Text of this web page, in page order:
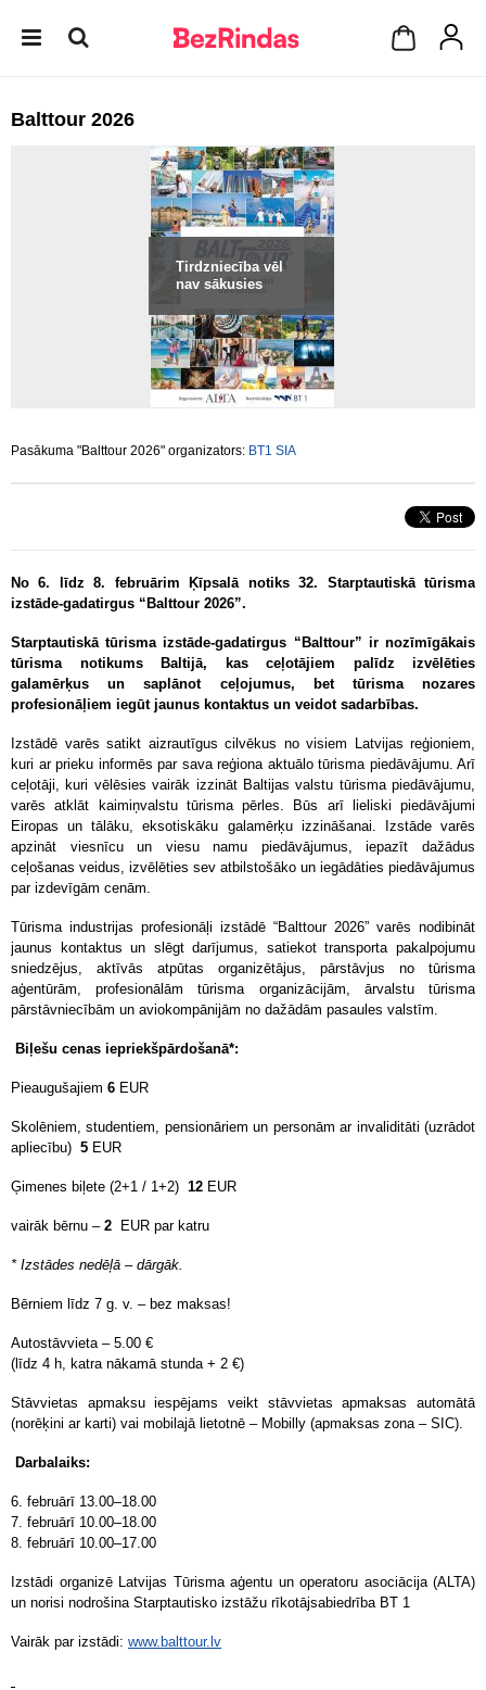
Balttour 2026
Tirdzniecība vēl
nav sākusies
Pasākuma "Balttour 2026" organizators: BT1 SIA
No 6. līdz 8. februārim Ķīpsalā notiks 32. Starptautiskā tūrisma
izstāde-gadatirgus “Balttour 2026”.
Starptautiskā tūrisma izstāde-gadatirgus “Balttour” ir nozīmīgākais
tūrisma notikums Baltijā, kas ceļotājiem palīdz izvēlēties
galamērķus un saplānot ceļojumus, bet tūrisma nozares
profesionāļiem iegūt jaunus kontaktus un veidot sadarbības.
Izstādē varēs satikt aizrautīgus cilvēkus no visiem Latvijas reģioniem,
kuri ar prieku informēs par sava reģiona aktuālo tūrisma piedāvājumu. Arī
ceļotāji, kuri vēlēsies vairāk izzināt Baltijas valstu tūrisma piedāvājumu,
varēs atklāt kaimiņvalstu tūrisma pērles. Būs arī lieliski piedāvājumi
Eiropas un tālāku, eksotiskāku galamērķu izzināšanai. Izstāde varēs
apzināt viesnīcu un viesu namu piedāvājumus, iepazīt dažādus
ceļošanas veidus, izvēlēties sev atbilstošāko un iegādāties piedāvājumus
par izdevīgām cenām.
Tūrisma industrijas profesionāļi izstādē “Balttour 2026” varēs nodibināt
jaunus kontaktus un slēgt darījumus, satiekot transporta pakalpojumu
sniedzējus, aktīvās atpūtas organizētājus, pārstāvjus no tūrisma
aģentūrām, profesionālām tūrisma organizācijām, ārvalstu tūrisma
pārstāvniecībām un aviokompānijām no dažādām pasaules valstīm.
Biļešu cenas iepriekšpārdošanā*:
Pieaugušajiem 6 EUR
Skolēniem, studentiem, pensionāriem un personām ar invaliditāti (uzrādot
apliecību) 5 EUR
Ģimenes biļete (2+1 / 1+2) 12 EUR
vairāk bērnu – 2 EUR par katru
* Izstādes nedēļā – dārgāk.
Bērniem līdz 7 g. v. – bez maksas!
Autostāvvieta – 5.00 €
(līdz 4 h, katra nākamā stunda + 2 €)
Stāvvietas apmaksu iespējams veikt stāvvietas apmaksas automātā
(norēķini ar karti) vai mobilajā lietotnē – Mobilly (apmaksas zona – SIC).
Darbalaiks:
6. februārī 13.00–18.00
7. februārī 10.00–18.00
8. februārī 10.00–17.00
Izstādi organizē Latvijas Tūrisma aģentu un operatoru asociācija (ALTA)
un norisi nodrošina Starptautisko izstāžu rīkotājsabiedrība BT 1
Vairāk par izstādi: www.balttour.lv